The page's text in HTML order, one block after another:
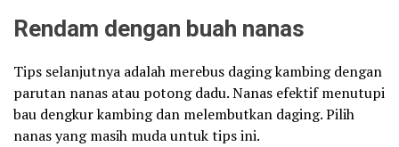
Rendam dengan buah nanas
Tips selanjutnya adalah merebus daging kambing dengan
parutan nanas atau potong dadu. Nanas efektif menutupi
bau dengkur kambing dan melembutkan daging. Pilih
nanas yang masih muda untuk tips ini.